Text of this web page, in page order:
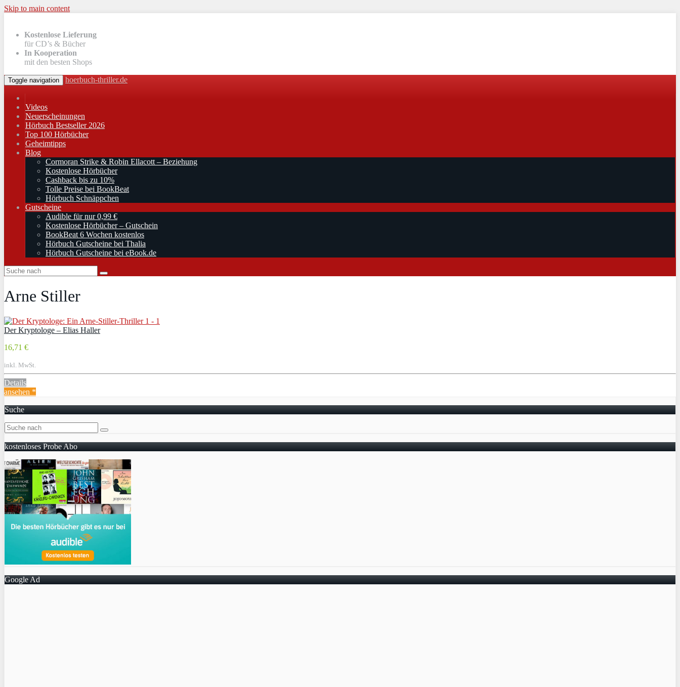
Skip to main content
Kostenlose Lieferung
für CD’s & Bücher
In Kooperation
mit den besten Shops
Toggle navigation hoerbuch-thriller.de
Videos
Neuerscheinungen
Hörbuch Bestseller 2026
Top 100 Hörbücher
Geheimtipps
Blog
Cormoran Strike & Robin Ellacott – Beziehung
Kostenlose Hörbücher
Cashback bis zu 10%
Tolle Preise bei BookBeat
Hörbuch Schnäppchen
Gutscheine
Audible für nur 0,99 €
Kostenlose Hörbücher – Gutschein
BookBeat 6 Wochen kostenlos
Hörbuch Gutscheine bei Thalia
Hörbuch Gutscheine bei eBook.de
Arne Stiller
Der Kryptologe – Elias Haller
16,71 €
inkl. MwSt.
Details
ansehen *
Suche
kostenloses Probe Abo
Google Ad